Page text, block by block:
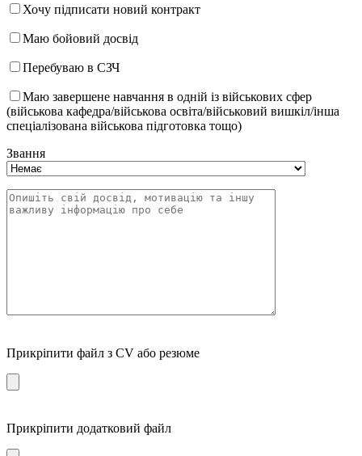
Хочу підписати новий контракт
Маю бойовий досвід
Перебуваю в СЗЧ
Маю завершене навчання в одній із військових сфер
(військова кафедра/військова освіта/військовий вишкіл/інша
спеціалізована військова підготовка тощо)
Звання
Прикріпити файл з CV або резюме
Прикріпити додатковий файл